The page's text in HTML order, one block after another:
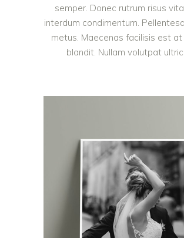
semper. Donec rutrum risus
interdum condimentum.
metus. Maecenas facilisis est
blandit. Nullam volutpat